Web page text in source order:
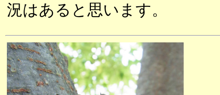
況はあると思います。